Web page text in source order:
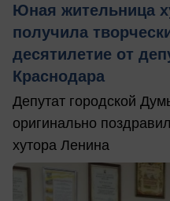
Юная жительница
получила
десятилетие от
Краснодара
Депутат городской
оригинально
хутора Ленина